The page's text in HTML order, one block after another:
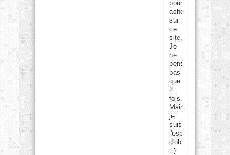
pour
acheter
sur
ce
site,
Je
ne
pense
pas
que
2
fois.
Maintenant
je
suis
l'espoir
d'obtenir
:-)